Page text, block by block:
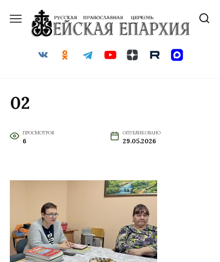
содержанию
02
ПРОСМОТРОВ
6
ОПУБЛИКОВАНО
29.05.2026